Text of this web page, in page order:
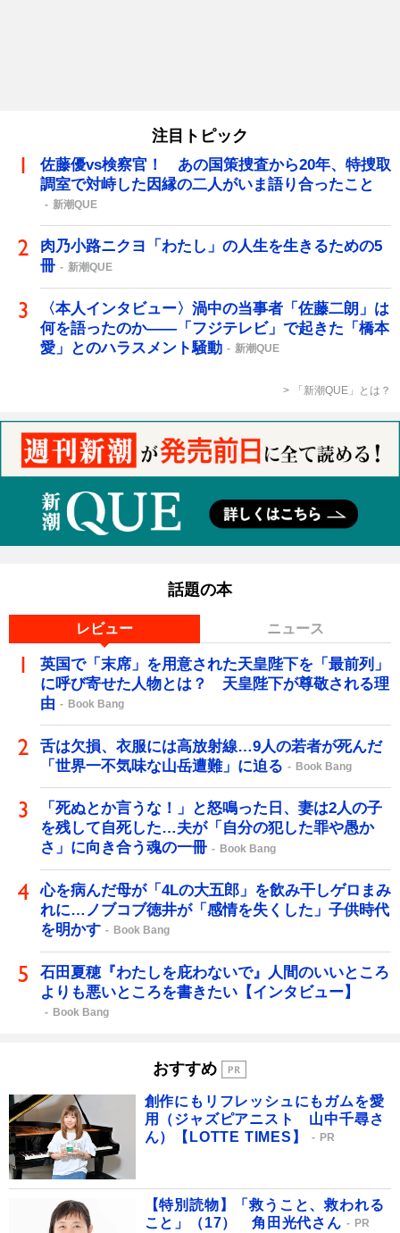
注目トピック
佐藤優vs検察官！ あの国策捜査から20年、特捜取
調室で対峙した因縁の二人がいま語り合ったこと
新潮QUE
肉乃小路ニクヨ「わたし」の人生を生きるための5
冊
新潮QUE
〈本人インタビュー〉渦中の当事者「佐藤二朗」は
何を語ったのか――「フジテレビ」で起きた「橋本
愛」とのハラスメント騒動
新潮QUE
「新潮QUE」とは？
話題の本
レビュー ニュース
英国で「末席」を用意された天皇陛下を「最前列」
に呼び寄せた人物とは？ 天皇陛下が尊敬される理
由
Book Bang
舌は欠損、衣服には高放射線…9人の若者が死んだ
「世界一不気味な山岳遭難」に迫る
Book Bang
「死ぬとか言うな！」と怒鳴った日、妻は2人の子
を残して自死した…夫が「自分の犯した罪や愚か
さ」に向き合う魂の一冊
Book Bang
心を病んだ母が「4Lの大五郎」を飲み干しゲロまみ
れに…ノブコブ徳井が「感情を失くした」子供時代
を明かす
Book Bang
石田夏穂『わたしを庇わないで』人間のいいところ
よりも悪いところを書きたい【インタビュー】
Book Bang
おすすめ
創作にもリフレッシュにもガムを愛
用（ジャズピアニスト 山中千尋さ
ん）【LOTTE TIMES】
PR
【特別読物】「救うこと、救われる
こと」（17） 角田光代さん
PR